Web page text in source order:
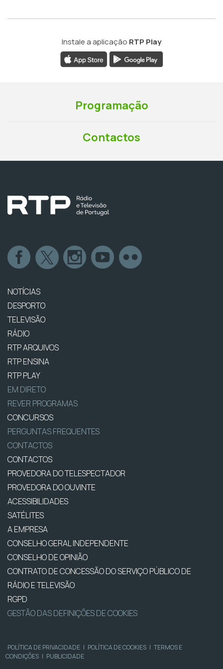
Instale a aplicação RTP Play
Programação
Contactos
NOTÍCIAS
DESPORTO
TELEVISÃO
RÁDIO
RTP ARQUIVOS
RTP ENSINA
RTP PLAY
EM DIRETO
REVER PROGRAMAS
CONCURSOS
PERGUNTAS FREQUENTES
CONTACTOS
CONTACTOS
PROVEDORA DO TELESPECTADOR
PROVEDORA DO OUVINTE
ACESSIBILIDADES
SATÉLITES
A EMPRESA
CONSELHO GERAL INDEPENDENTE
CONSELHO DE OPINIÃO
CONTRATO DE CONCESSÃO DO SERVIÇO PÚBLICO DE
RÁDIO E TELEVISÃO
RGPD
GESTÃO DAS DEFINIÇÕES DE COOKIES
POLÍTICA DE PRIVACIDADE | POLÍTICA DE COOKIES | TERMOS E
CONDIÇÕES | PUBLICIDADE